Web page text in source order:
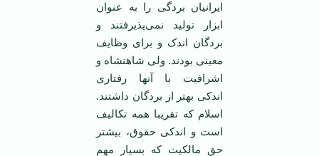
ایرانیان بردگی را به عنوان
ابزار تولید نمی‌پذیرفتند و
بردگان اندک و برای وظایف
معینی بودند. ولی شاهنشاه و
اشرافیت با آنها رفتاری
اندکی بهتر از بردگان داشتند.
اسلام که تقریبا همه تکالیف
است و اندکی حقوق، بیشتر
حق مالکیت که بسیار مهم